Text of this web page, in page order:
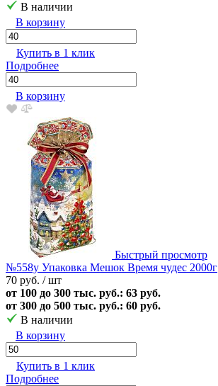
В наличии
В корзину
Купить в 1 клик
Подробнее
В корзину
Быстрый просмотр
№558у Упаковка Мешок Время чудес 2000г
70 руб. / шт
от 100 до 300 тыс. руб.: 63 руб.
от 300 до 500 тыс. руб.: 60 руб.
В наличии
В корзину
Купить в 1 клик
Подробнее